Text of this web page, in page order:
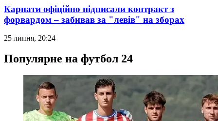
Карпати офіційно підписали контракт з
форвардом – забивав за "левів" на зборах
25 липня, 20:24
Популярне на футбол 24